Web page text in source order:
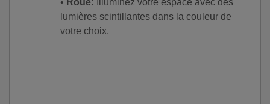
• Roue: Illuminez votre espace avec des
lumières scintillantes dans la couleur de
votre choix.